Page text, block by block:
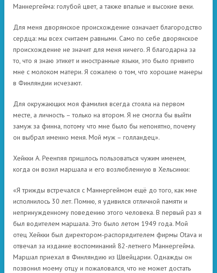
Маннергейма: голубой цвет, а также впалые и высокие веки.
Для меня дворянское происхождение означает благородство
сердца: мы всех считаем равными. Само по себе дворянское
происхождение не значит для меня ничего. Я благодарна за
то, что я знаю этикет и иностранные языки, это было привито
мне с молоком матери. Я сожалею о том, что хорошие манеры
в Финляндии исчезают.
Для окружающих моя фамилия всегда стояла на первом
месте, а личность – только на втором. Я не смогла бы выйти
замуж за финна, потому что мне было бы непонятно, почему
он выбрал именно меня. Мой муж – голландец».
Хейкки А. Реенпяя пришлось пользоваться чужим именем,
когда он возил маршала и его возлюбленную в Хельсинки:
«Я трижды встречался с Маннергеймом ещё до того, как мне
исполнилось 30 лет. Помню, я удивился отличной памяти и
непринужденному поведению этого человека. В первый раз я
был водителем маршала. Это было летом 1949 года. Мой
отец Хейкки был директором-распорядителем фирмы Otava и
отвечал за издание воспоминаний 82-летнего Маннергейма.
Маршал приехал в Финляндию из Швейцарии. Однажды он
позвонил моему отцу и пожаловался, что не может достать